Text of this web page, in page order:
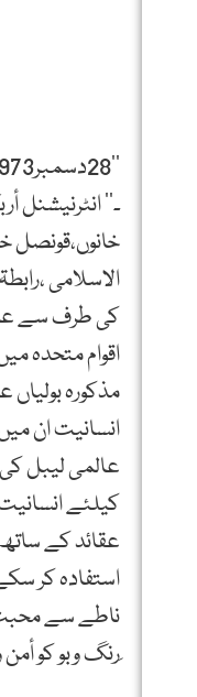
ـ’’
خانوں،قونصل
کی طرف سے
اقوام متحدہ
مذکورہ
انسانیت ان
عالمی لیبل کی
کیلئے
عقائد کے
استفادہ کر
ناطے سے محبت
ِرنگ وبو کو أمن